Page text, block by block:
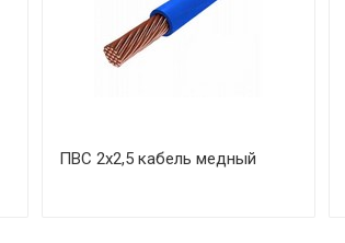
ПВС 2х2,5 кабель медный